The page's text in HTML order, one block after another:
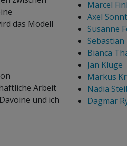
das Modell
Arbeit
und ich
Marcel
Axel
Susanne
Sebastian
Bianca
Jan Kluge
Markus
Nadia
Dagmar